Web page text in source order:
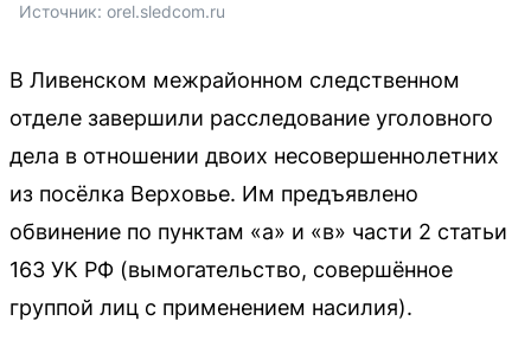
Источник: orel.sledcom.ru
В Ливенском межрайонном следственном
отделе завершили расследование уголовного
дела в отношении двоих несовершеннолетних
из посёлка Верховье. Им предъявлено
обвинение по пунктам «а» и «в» части 2 статьи
163 УК РФ (вымогательство, совершённое
группой лиц с применением насилия).